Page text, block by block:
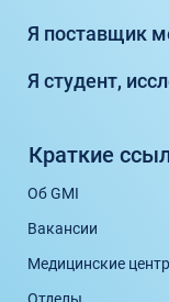
Я поставщик
Я студент,
Краткие
Об GMI
Вакансии
Медицинские